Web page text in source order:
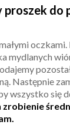
do
mydlanych
Następnie
wszystko się
zrobienie